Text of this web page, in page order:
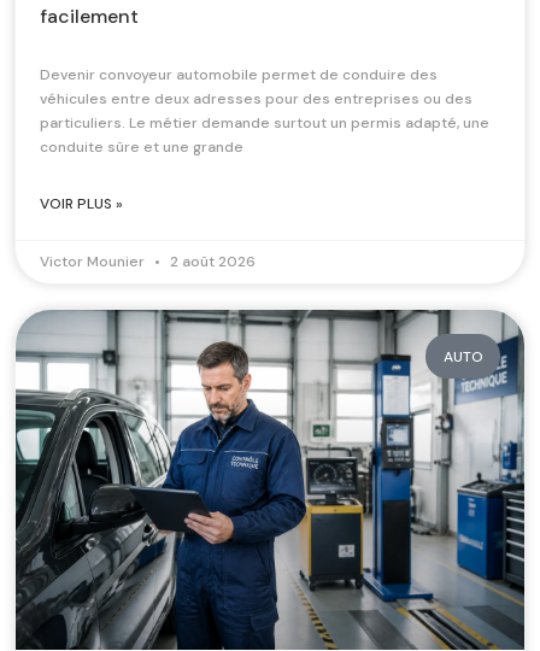
facilement
Devenir convoyeur automobile permet de conduire des
véhicules entre deux adresses pour des entreprises ou des
particuliers. Le métier demande surtout un permis adapté, une
conduite sûre et une grande
VOIR PLUS »
Victor Mounier 2 août 2026
AUTO